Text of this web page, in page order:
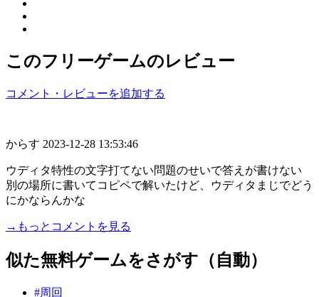
このフリーゲームのレビュー
コメント・レビューを追加する
からす 2023-12-28 13:53:46
ウディタ特性の文字打てない問題のせいで答えが書けない
別の場所に書いてコピペで解いたけど、ウディタまじでどう
にかならんかな
→もっとコメントを見る
似た無料ゲームをさがす（自動）
#周回